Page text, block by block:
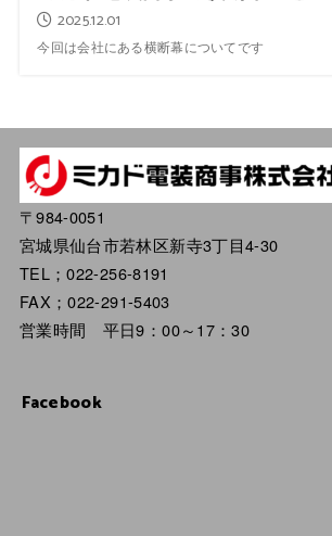
2025.12.01
今回は会社にある横断幕についてです
〒984-0051
宮城県仙台市若林区新寺3丁目4-30
TEL；022-256-8191
FAX；022-291-5403
営業時間 平日9：00～17：30
Facebook